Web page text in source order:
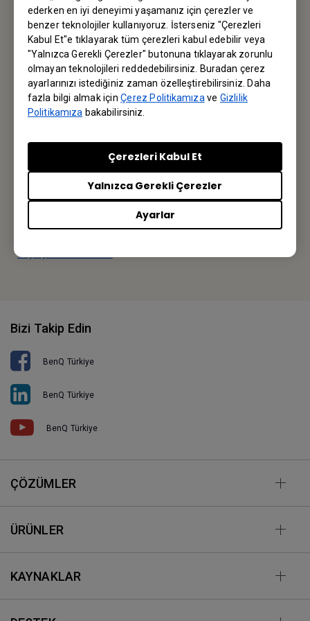
ederken en iyi deneyimi yaşamanız için çerezler ve
benzer teknolojiler kullanıyoruz. İsterseniz "Çerezleri
Kabul Et"e tıklayarak tüm çerezleri kabul edebilir veya
"Yalnızca Gerekli Çerezler" butonuna tıklayarak zorunlu
olmayan teknolojileri reddedebilirsiniz. Buradan çerez
ayarlarınızı istediğiniz zaman özelleştirebilirsiniz. Daha
fazla bilgi almak içinÇerez Politikamıza veGizlilik
Politikamıza bakabilirsiniz.
Ayarlar
Yalnızca Gerekli Çerezler
Çerezleri Kabul Et
Bültene kayıt olun
İlk siz haberdar olun.
Abone olun
BenQ Türkiye
Veya yerel ofisi bulun
Bizi Takip Edin
BenQ Türkiye
BenQ Türkiye
BenQ Türkiye
ÇÖZÜMLER
ÜRÜNLER
KAYNAKLAR